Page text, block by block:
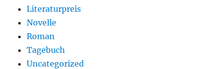
Literaturpreis
Novelle
Roman
Tagebuch
Uncategorized